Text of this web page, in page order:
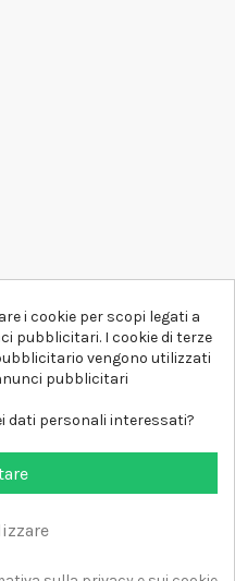
un messaggio importante.
e di tendenza, di una felpa
esclusivo,
D-SHIRT
ha
i cookie per scopi legati a
pubblicitari. I cookie di terze
vengono utilizzati
pubblicitari
dati personali interessati?